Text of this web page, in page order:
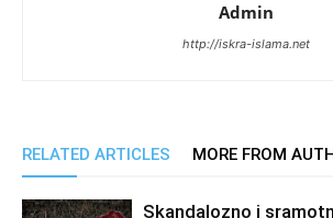
Admin
http://iskra-islama.net
RELATED ARTICLES MORE FROM
Skandalozno i